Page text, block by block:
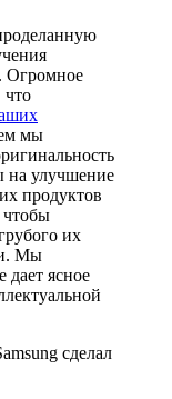
Огромное
что
мы
на улучшение
продуктов
чтобы
их
Мы
дает ясное
сделал